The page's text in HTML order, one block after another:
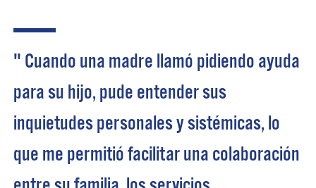
" Cuando una madre llamó pidiendo ayuda
para su hijo, pude entender sus
inquietudes personales y sistémicas, lo
que me permitió facilitar una colaboración